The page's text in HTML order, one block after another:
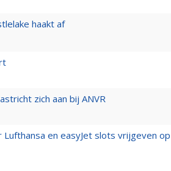
haakt af
zich aan bij ANVR
en easyJet slots vrijgeven op